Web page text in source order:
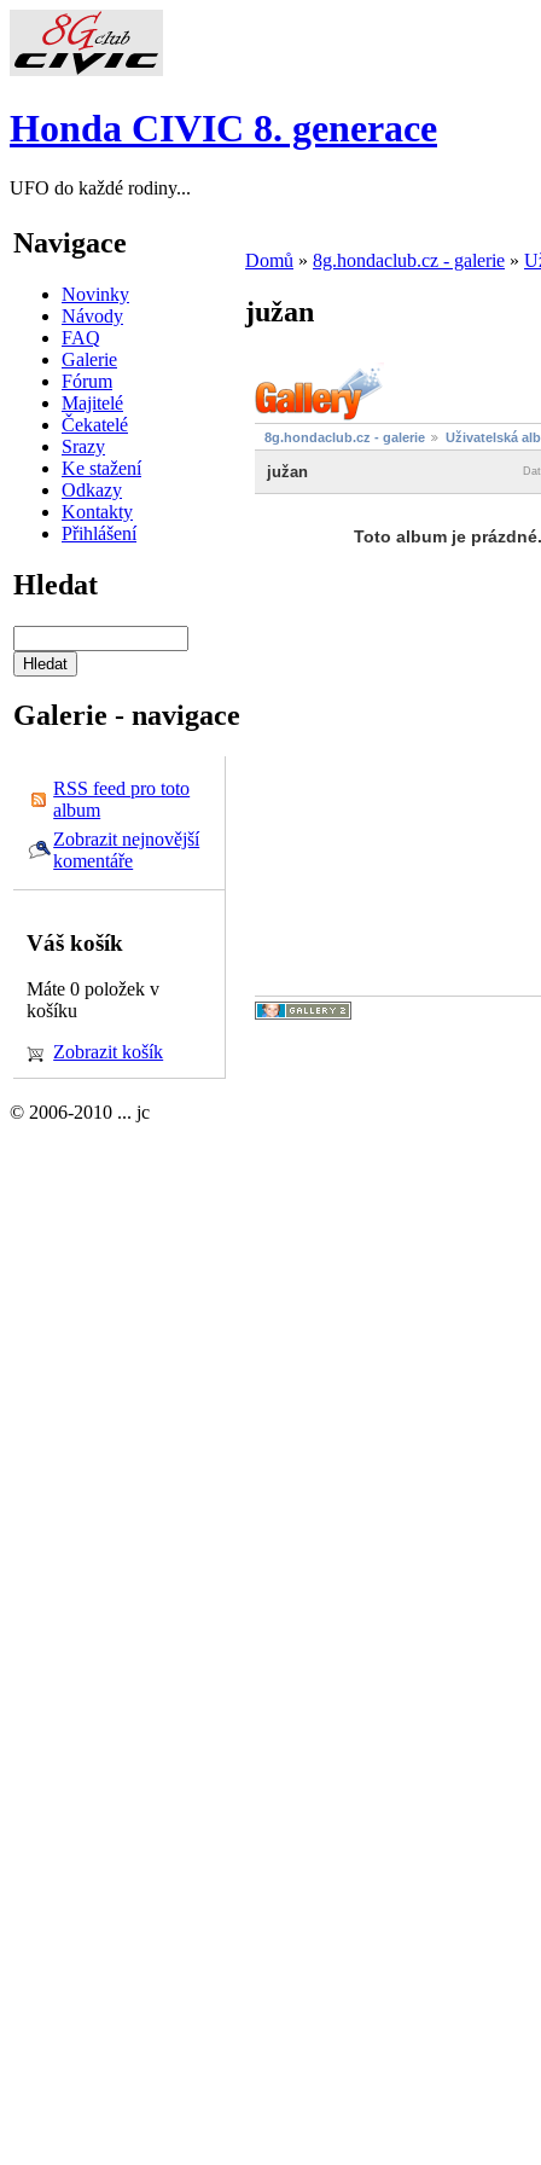
Honda CIVIC 8. generace
UFO do každé rodiny...
Navigace
Novinky
Návody
FAQ
Galerie
Fórum
Majitelé
Čekatelé
Srazy
Ke stažení
Odkazy
Kontakty
Přihlášení
Hledat
Galerie - navigace
RSS feed pro toto
album
Zobrazit nejnovější
komentáře
Váš košík
Máte 0 položek v
košíku
Zobrazit košík
Domů » 8g.hondaclub.cz - galerie »
južan
8g.hondaclub.cz - galerie Uživatelská
južan
Toto album je prázdné.
© 2006-2010 ... jc